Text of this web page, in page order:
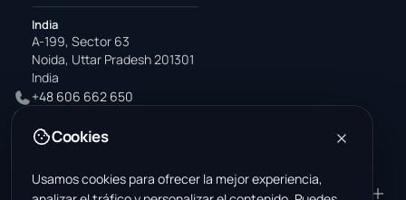
India
A-199, Sector 63
Noida, Uttar Pradesh 201301
India
+48 606 662 650
office@wastemarkt.com
PRODUCTO RESOURCES
Cookies
Usamos cookies para ofrecer la mejor experiencia,